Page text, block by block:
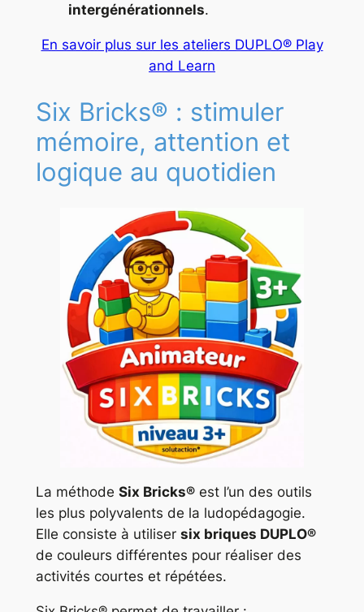
intergénérationnels.
En savoir plus sur les ateliers DUPLO® Play
and Learn
Six Bricks® : stimuler
mémoire, attention et
logique au quotidien
La méthode Six Bricks®est l’un des outils
les plus polyvalents de la ludopédagogie.
Elle consiste à utiliser six briques DUPLO®
de couleurs différentes pour réaliser des
activités courtes et répétées.